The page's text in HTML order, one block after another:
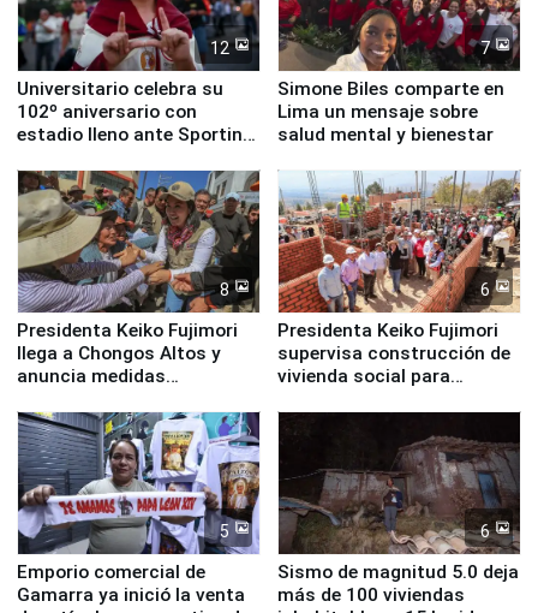
12
Universitario celebra su
102º aniversario con
estadio lleno ante Sporting
7
Simone Biles comparte en
Lima un mensaje sobre
salud mental y bienestar
8
Presidenta Keiko Fujimori
llega a Chongos Altos y
anuncia medidas
educación, salud y empleo
6
Presidenta Keiko Fujimori
supervisa construcción de
vivienda social para
5
Emporio comercial de
Gamarra ya inició la venta
6
Sismo de magnitud 5.0 deja
más de 100 viviendas